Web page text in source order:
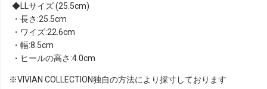
LLサイズ (25.5cm)
・長さ:25.5cm
・ワイズ:22.6cm
・幅:8.5cm
・ヒールの高さ:4.0cm
※VIVIAN COLLECTION独自の方法により採寸しております